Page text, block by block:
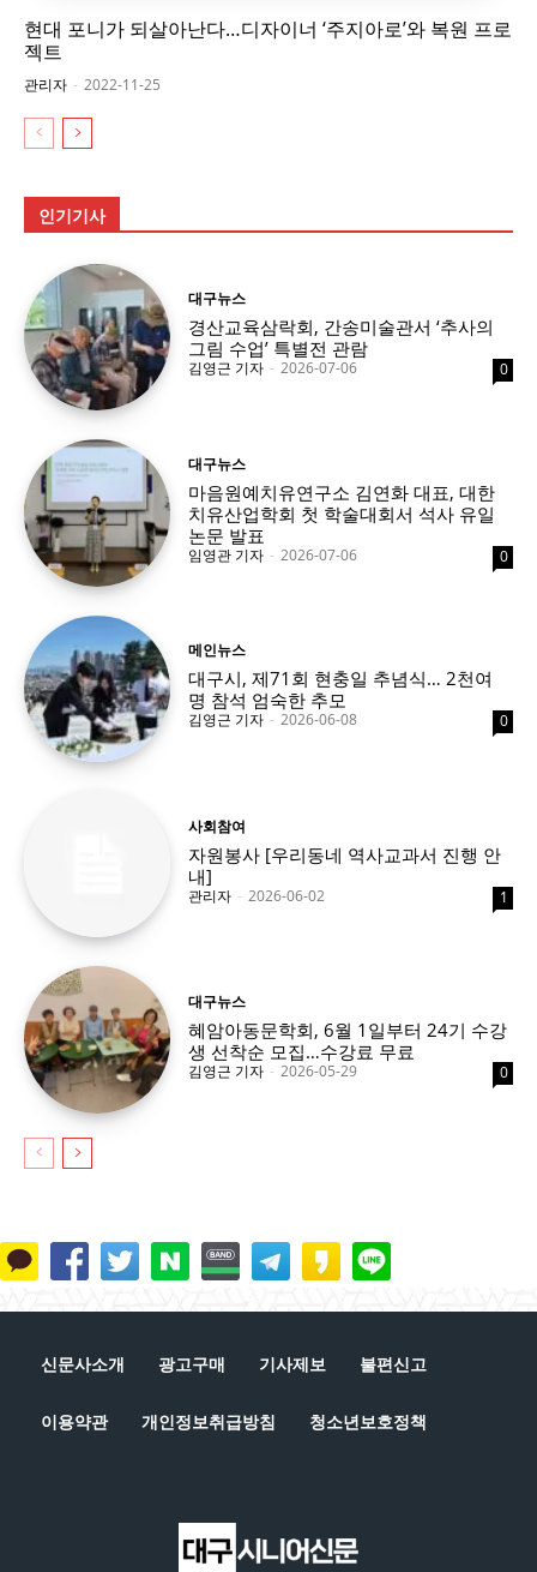
현대 포니가 되살아난다…디자이너 ‘주지아로’와 복원 프로
젝트
관리자 - 2022-11-25
인기기사
대구뉴스
경산교육삼락회, 간송미술관서 ‘추사의
그림 수업’ 특별전 관람
김영근 기자 - 2026-07-06 0
대구뉴스
마음원예치유연구소 김연화 대표, 대한
치유산업학회 첫 학술대회서 석사 유일
논문 발표
임영관 기자 - 2026-07-06 0
메인뉴스
대구시, 제71회 현충일 추념식… 2천여
명 참석 엄숙한 추모
김영근 기자 - 2026-06-08 0
사회참여
자원봉사 [우리동네 역사교과서 진행 안
내]
관리자 - 2026-06-02 1
대구뉴스
혜암아동문학회, 6월 1일부터 24기 수강
생 선착순 모집…수강료 무료
김영근 기자 - 2026-05-29 0
신문사소개 광고구매 기사제보 불편신고
이용약관 개인정보취급방침 청소년보호정책